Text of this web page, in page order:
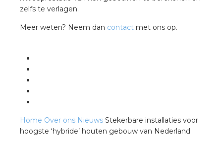
zelfs te verlagen.
Meer weten? Neem dan contact met ons op.
Home Over ons Nieuws Stekerbare installaties voor
hoogste ‘hybride’ houten gebouw van Nederland